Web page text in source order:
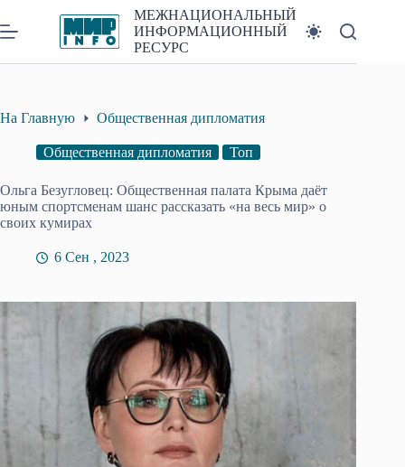
к
сути
МЕЖНАЦИОНАЛЬНЫЙ
ИНФОРМАЦИОННЫЙ
РЕСУРС
На Главную Общественная дипломатия
Общественная дипломатия Топ
Ольга Безугловец: Общественная палата Крыма даёт
юным спортсменам шанс рассказать «на весь мир» о
своих кумирах
6 Сен , 2023